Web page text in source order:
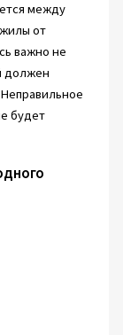
между
от
важно не
должен
будет